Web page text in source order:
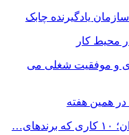
و موفقیت شغلی می